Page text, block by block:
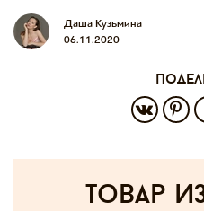
Даша Кузьмина
06.11.2020
товар